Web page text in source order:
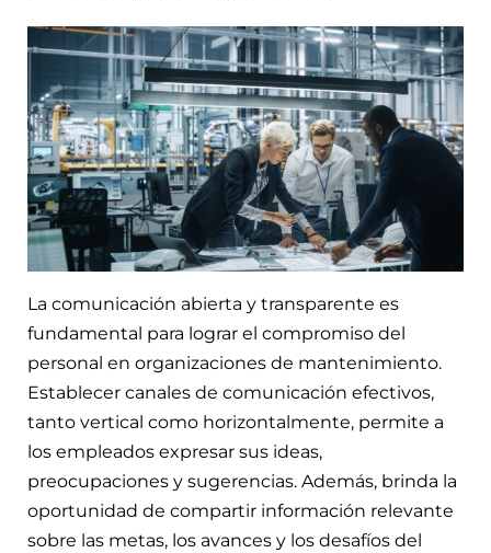
La comunicación abierta y transparente es
fundamental para lograr el compromiso del
personal en organizaciones de mantenimiento.
Establecer canales de comunicación efectivos,
tanto vertical como horizontalmente, permite a
los empleados expresar sus ideas,
preocupaciones y sugerencias. Además, brinda la
oportunidad de compartir información relevante
sobre las metas, los avances y los desafíos del